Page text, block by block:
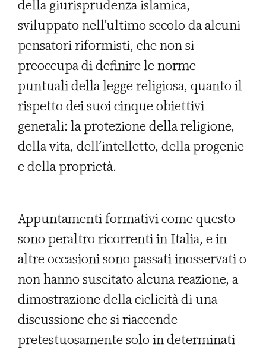
della giurisprudenza islamica,
sviluppato nell’ultimo secolo da alcuni
pensatori riformisti, che non si
preoccupa di definire le norme
puntuali della legge religiosa, quanto il
rispetto dei suoi cinque obiettivi
generali: la protezione della religione,
della vita, dell’intelletto, della progenie
e della proprietà.
Appuntamenti formativi come questo
sono peraltro ricorrenti in Italia, e in
altre occasioni sono passati inosservati o
non hanno suscitato alcuna reazione, a
dimostrazione della ciclicità di una
discussione che si riaccende
pretestuosamente solo in determinati